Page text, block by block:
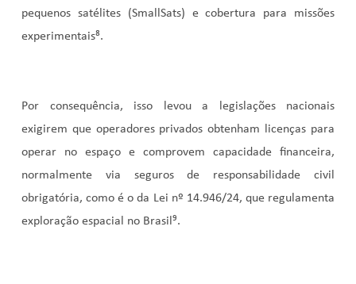
pequenos satélites (SmallSats) e cobertura para missões
experimentais⁸.
Por consequência, isso levou a legislações nacionais
exigirem que operadores privados obtenham licenças para
operar no espaço e comprovem capacidade financeira,
normalmente via seguros de responsabilidade civil
obrigatória, como é o da Lei nº 14.946/24, que regulamenta
exploração espacial no Brasil⁹.